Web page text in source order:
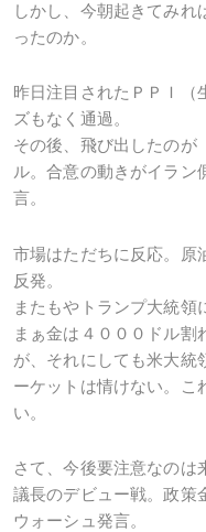
しかし、今朝起きてみれ
ったのか。
昨日注目されたＰＰＩ（
ズもなく通過。
その後、飛び出したのが
ル。合意の動きがイラン
言。
市場はただちに反応。原
反発。
またもやトランプ大統領
まぁ金は４０００ドル割
が、それにしても米大統
ーケットは情けない。こ
い。
さて、今後要注意なのは
議長のデビュー戦。政策
ウォーシュ発言。